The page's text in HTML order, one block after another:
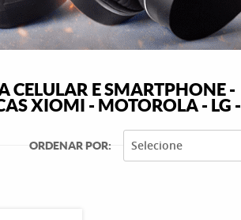
CELULAR E SMARTPHONE -
XIOMI - MOTOROLA - LG -
ORDENAR POR Selecione